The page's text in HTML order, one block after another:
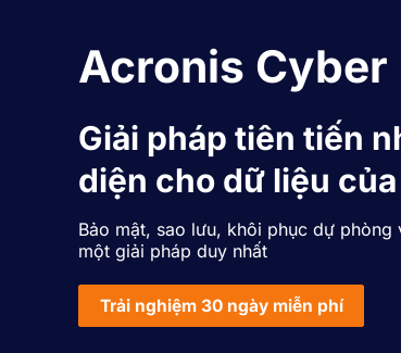
Acronis
Giải pháp tiên tiến
diện cho dữ liệu
Bảo mật, sao lưu, khôi phục dự
một giải pháp duy nhất
Trải nghiệm 30 ngày miễn phí